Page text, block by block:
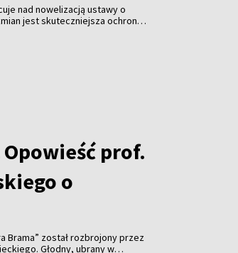
nad nowelizacją ustawy o
jest skuteczniejsza ochrona
prof.
o
Brama” został rozbrojony przez
Głodny, ubrany w